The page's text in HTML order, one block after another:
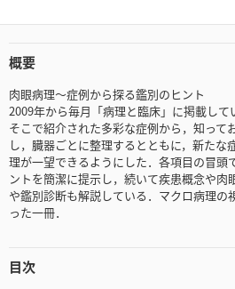
概要
肉眼病理～症例から探る鑑別のヒント
2009年から毎月「病理と臨床」に掲載して
そこで紹介された多彩な症例から，知って
し，臓器ごとに整理するとともに，新たな
理が一望できるようにした．各項目の冒頭
ントを簡潔に提示し，続いて疾患概念や肉
や鑑別診断も解説している．マクロ病理の
った一冊．
目次